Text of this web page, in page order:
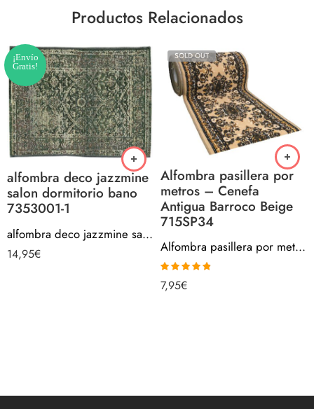
Productos Relacionados
¡Envío
Gratis!
alfombra deco jazzmine
salon dormitorio bano
7353001-1
alfombra deco jazzmine salon dormitorio bano 7353001-1
14,95€
SOLD OUT
Alfombra pasillera por
metros – Cenefa
Antigua Barroco Beige
715SP34
Alfombra pasillera por metros – Cenefa Antigua Barroco Beige 715SP34
Valorado
con4.80
7,95€